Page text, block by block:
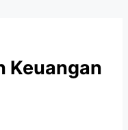
Keuangan